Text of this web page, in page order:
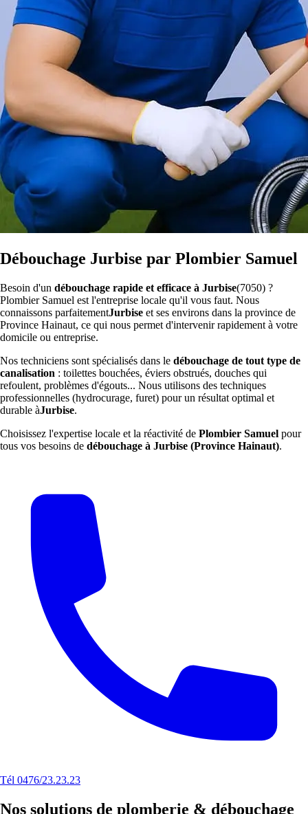
Débouchage Jurbise par Plombier Samuel
Besoin d'un débouchage rapide et efficace à Jurbise(7050) ?
Plombier Samuel est l'entreprise locale qu'il vous faut. Nous
connaissons parfaitementJurbise et ses environs dans la province de
Province Hainaut, ce qui nous permet d'intervenir rapidement à votre
domicile ou entreprise.
Nos techniciens sont spécialisés dans le débouchage de tout type de
canalisation : toilettes bouchées, éviers obstrués, douches qui
refoulent, problèmes d'égouts... Nous utilisons des techniques
professionnelles (hydrocurage, furet) pour un résultat optimal et
durable àJurbise.
Choisissez l'expertise locale et la réactivité de Plombier Samuel pour
tous vos besoins de débouchage à Jurbise (Province Hainaut).
Tél 0476/23.23.23
Nos solutions de plomberie & débouchage